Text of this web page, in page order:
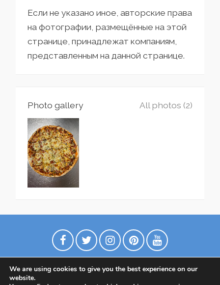
Если не указано иное, авторские права
на фотографии, размещённые на этой
странице, принадлежат компаниям,
представленным на данной странице.
Photo gallery All photos (2)
We are using cookies to give you the best experience on our
website.